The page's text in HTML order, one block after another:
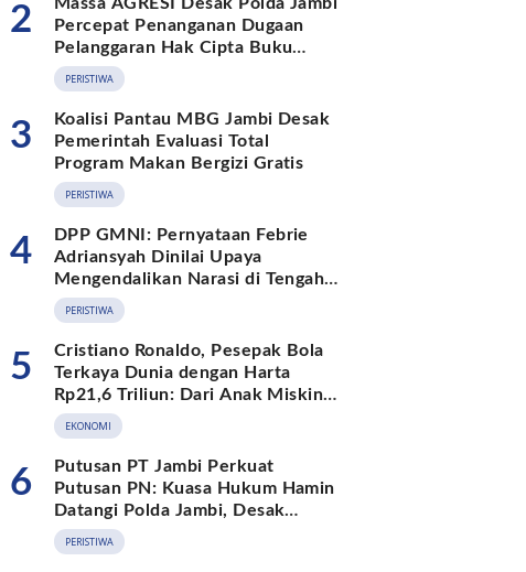
2
Percepat Penanganan Dugaan
Pelanggaran Hak Cipta Buku
Hukum Adat Melayu Jambi
PERISTIWA
3
Koalisi Pantau MBG Jambi Desak
Pemerintah Evaluasi Total
Program Makan Bergizi Gratis
PERISTIWA
4
DPP GMNI: Pernyataan Febrie
Adriansyah Dinilai Upaya
Mengendalikan Narasi di Tengah
Deretan Fakta yang Belum
Terjawab
PERISTIWA
5
Cristiano Ronaldo, Pesepak Bola
Terkaya Dunia dengan Harta
Rp21,6 Triliun: Dari Anak Miskin
hingga Miliarder
EKONOMI
6
Putusan PT Jambi Perkuat
Putusan PN: Kuasa Hukum Hamin
Datangi Polda Jambi, Desak
Pengusutan Dugaan Penipuan dan
Penggelapan BPKB
PERISTIWA